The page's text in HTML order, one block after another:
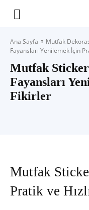
Yaşam
İlham
Ana Sayfa Mutfak
Fayansları Yenilemek İçin
Mutfak
Fayansları
Fikirler
Mutfak
Pratik ve